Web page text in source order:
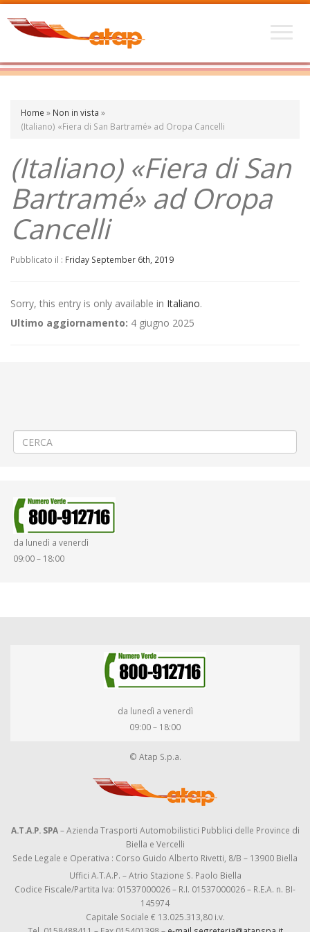
Home » Non in vista »
(Italiano) «Fiera di San Bartramé» ad Oropa Cancelli
(Italiano) «Fiera di San
Bartramé» ad Oropa
Cancelli
Pubblicato il : Friday September 6th, 2019
Sorry, this entry is only available in Italiano.
Ultimo aggiornamento: 4 giugno 2025
da lunedì a venerdì
09:00 – 18:00
da lunedì a venerdì
09:00 – 18:00
© Atap S.p.a.
A.T.A.P. SPA– Azienda Trasporti Automobilistici Pubblici delle Province di
Biella e Vercelli
Sede Legale e Operativa : Corso Guido Alberto Rivetti, 8/B – 13900 Biella
Uffici A.T.A.P. – Atrio Stazione S. Paolo Biella
Codice Fiscale/Partita Iva: 01537000026 – R.I. 01537000026 – R.E.A. n. BI-
145974
Capitale Sociale € 13.025.313,80 i.v.